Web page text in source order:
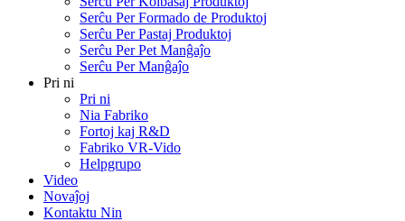
Serĉu Per Formado de Produktoj
Serĉu Per Pastaj Produktoj
Serĉu Per Pet Manĝaĵo
Serĉu Per Manĝaĵo
Pri ni
Pri ni
Nia Fabriko
Fortoj kaj R&D
Fabriko VR-Vido
Helpgrupo
Video
Novaĵoj
Kontaktu Nin